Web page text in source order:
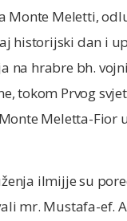
Monte Meletti,
historijski dan i
na hrabre bh.
tokom Prvog
Meletta-Fior
ilmijje su
mr. Mustafa-ef.